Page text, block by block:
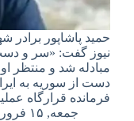
حمید پاشاپور برادر
نیوز گفت: «سر و
مبادله شد و منتظر
دست از سوریه به
فرمانده قرارگاه
جمعه, ۱۵ فروردین ۱۳۹۹ – ۱۶:۱۶